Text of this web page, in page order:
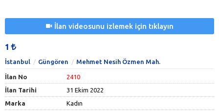
İlan videosunu izlemek için tıklayın
1
İstanbul Güngören Mehmet Nesih Özmen Mah.
İlan No
2410
İlan Tarihi
31 Ekim 2022
Marka
Kadın